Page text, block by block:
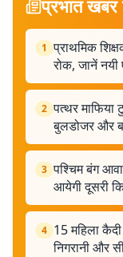
प्रभात खबर
1 प्राथमिक
रोक, जानें
2 पत्थर
बुलडोजर और
3 पश्चिम बंग
आयेगी दूसरी
4 15 महिला
निगरानी और